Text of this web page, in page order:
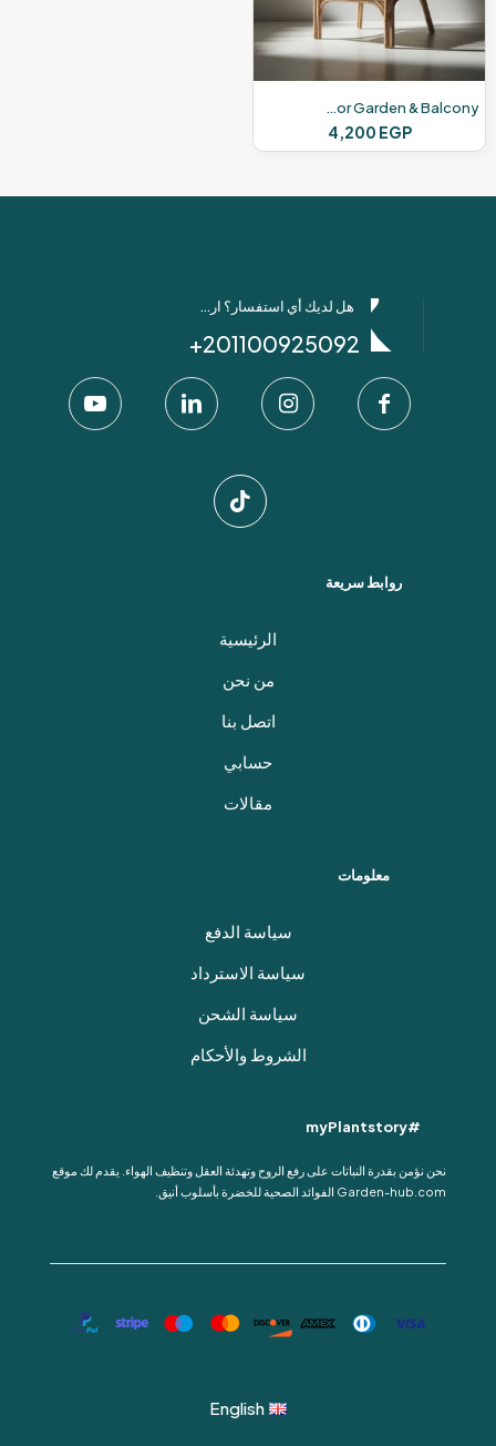
Modern Bamboo Chairs – For Outdoor Garden & Balcony
4,200 EGP
هل لديك أي استفسار؟ ارسل لنا عبر واتساب!
201100925092+
روابط سريعة
الرئيسية
من نحن
اتصل بنا
حسابي
مقالات
معلومات
سياسة الدفع
سياسة الاسترداد
سياسة الشحن
الشروط والأحكام
#myPlantstory
نحن نؤمن بقدرة النباتات على رفع الروح وتهدئة العقل وتنظيف الهواء. يقدم لك موقع
Garden-hub.com الفوائد الصحية للخضرة بأسلوب أنيق.
English